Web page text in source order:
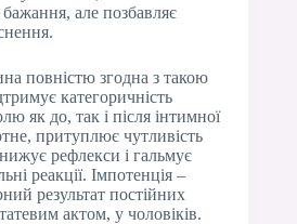
але позбавляє
повністю згодна з такою
категоричність
як до, так і після інтимної
притуплює чутливість
рефлекси і гальмує
реакції. Імпотенція –
результат постійних
актом, у чоловіків.